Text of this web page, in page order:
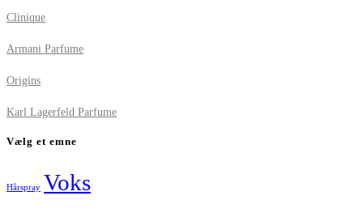
Clinique
Armani Parfume
Origins
Karl Lagerfeld Parfume
Vælg et emne
Hårspray Voks